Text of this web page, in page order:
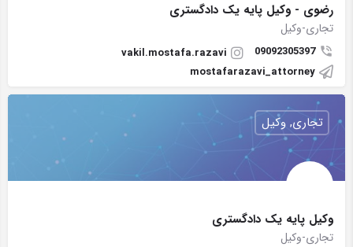
رضوی - وکیل پایه یک دادگستری
تجاری-وکیل
09092305397
vakil.mostafa.razavi
mostafarazavi_attorney
وکیل پایه یک دادگستری
تجاری-وکیل
تجاری, وکیل